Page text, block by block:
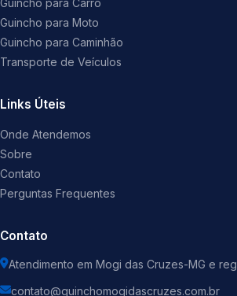
Guincho para Carro
Guincho para Moto
Guincho para Caminhão
Transporte de Veículos
Links Úteis
Onde Atendemos
Sobre
Contato
Perguntas Frequentes
Contato
Atendimento em Mogi das Cruzes-MG e
contato@guinchomogidascruzes.com.br